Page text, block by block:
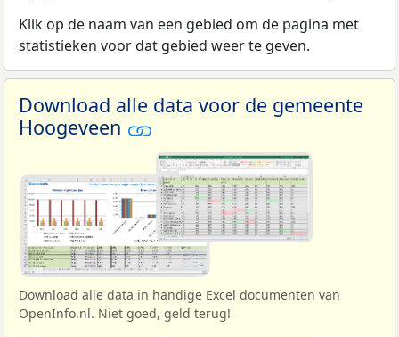
Klik op de naam van een gebied om de pagina met
statistieken voor dat gebied weer te geven.
Download alle data voor de gemeente
Hoogeveen
Download alle data in handige Excel documenten van
OpenInfo.nl. Niet goed, geld terug!